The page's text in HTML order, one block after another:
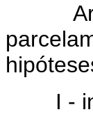
I -